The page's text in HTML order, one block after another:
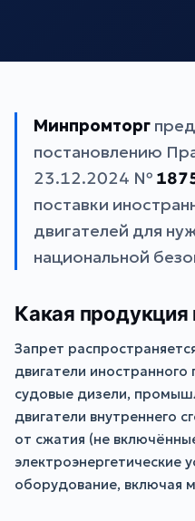
Минпромторг
постановлению
23.12.2024 №
поставки
двигателей для
национальной
Какая продукция
Запрет
двигатели
судовые дизели,
двигатели внутреннего
от сжатия (не
электроэнергетические
оборудование, включая